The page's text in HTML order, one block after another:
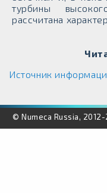
турбины
рассчитана
Источник
© Numeca Russia,